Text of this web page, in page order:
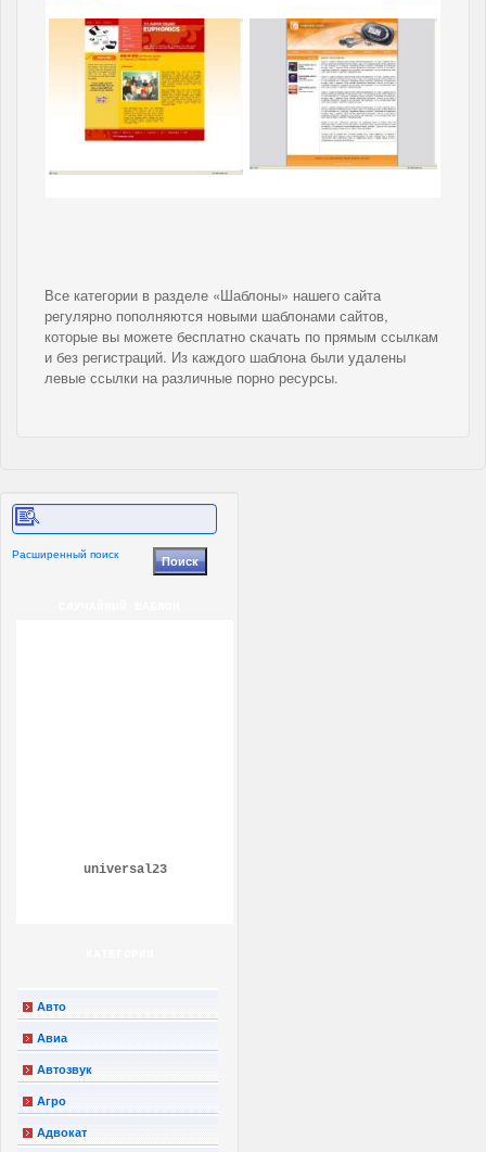
Все категории в разделе «Шаблоны» нашего сайта
регулярно пополняются новыми шаблонами сайтов,
которые вы можете бесплатно скачать по прямым ссылкам
и без регистраций. Из каждого шаблона были удалены
левые ссылки на различные порно ресурсы.
Расширенный поиск
universal23
Авто
Авиа
Автозвук
Агро
Адвокат